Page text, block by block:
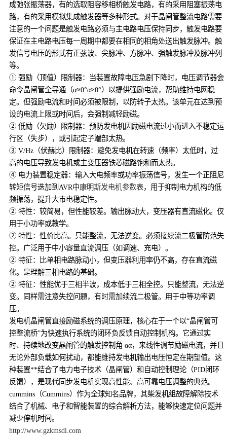
成弛张振荡器，有的选取阻容移相桥触发电路，有的采用阻塞振荡电
路，有的采用模拟集成触发器等多种形式。对于晶闸管整流电路需要
注意的一个问题是触发电路必须与主电路电压保持同步，触发电路要
保证在主电路电压每一周期中都要在相同的相角处送出触发脉冲。触
发信号电压的形式有正弦波、尖脉冲、方脉冲、强触发脉冲及脉冲列
等。
① 强励（顶值）限制器：当装置故障电压急剧下降时，电压调节器会
命令晶闸管全导通（α≈0°α≈0°）以提供强励电流，帮助维持电网稳
定。但强励电流和时间必须被限制，以防转子太热。该单元在达到预
设的电流上限或时间后，会强制减轻励磁。
② 低励（欠励）限制器：预防发电机因励磁电流过小而进入不稳定运
行区（失步），或引起定子端部太热。
③ V/Hz（伏赫比）限制器：避免发电机在转速（频率）太低时，过
高的电压导致发电机或主变压器铁芯磁路饱和而太热。
④ 电力装置稳定器：输入大电频率或功率振荡信号，发生一个正阻尼
转矩信号迭加到AVR中康明斯发电机参数表，用于抑制电力机构的低
频振荡，提升大市电稳定性。
② 特性：较简易，但性能较差。输出脉动大，变压器有直流磁化。仅
用于小功率或教学。
② 特性：性价比高。只能整流，无法逆变。必须接续流二极管防范失
控。广泛用于中小容量直流调压（如调速、充电）。
② 特征：比单相电路脉动小，但变压器利用率仍不高，存在直流磁
化。是理解三相电路的基础。
② 特征：性能优于三相半波，成本低于三相全控。只能整流，无法逆
变。同样需注意失控问题，有时需加续流二极管。用于中等功率调
压。
发电机晶闸管直接励磁系统的调压原理，核心在于一个以“晶闸管可
控整流桥”为快速执行系统的闭环负反馈自动控制机构。它通过实
时、持续地改变晶闸管的触发控制角 αα，来线性调节励磁电流，并且
无论外部负载如何扰动，都能维持发电机输出电压恒定在期望值。这
种装置**结合了电力电子技术（晶闸管）和自动控制理论（PID闭环
反馈），是现代同步发电机实现高性能、高可靠电压调整的典范。
cummins（Cummins）作为全球知名品牌，其柴发机组故障解除技术
结合了机械、电子和智能装置的综合解析方法，能够快速定位问题并
减少停机时间。
http://www.gzkmsdl.com